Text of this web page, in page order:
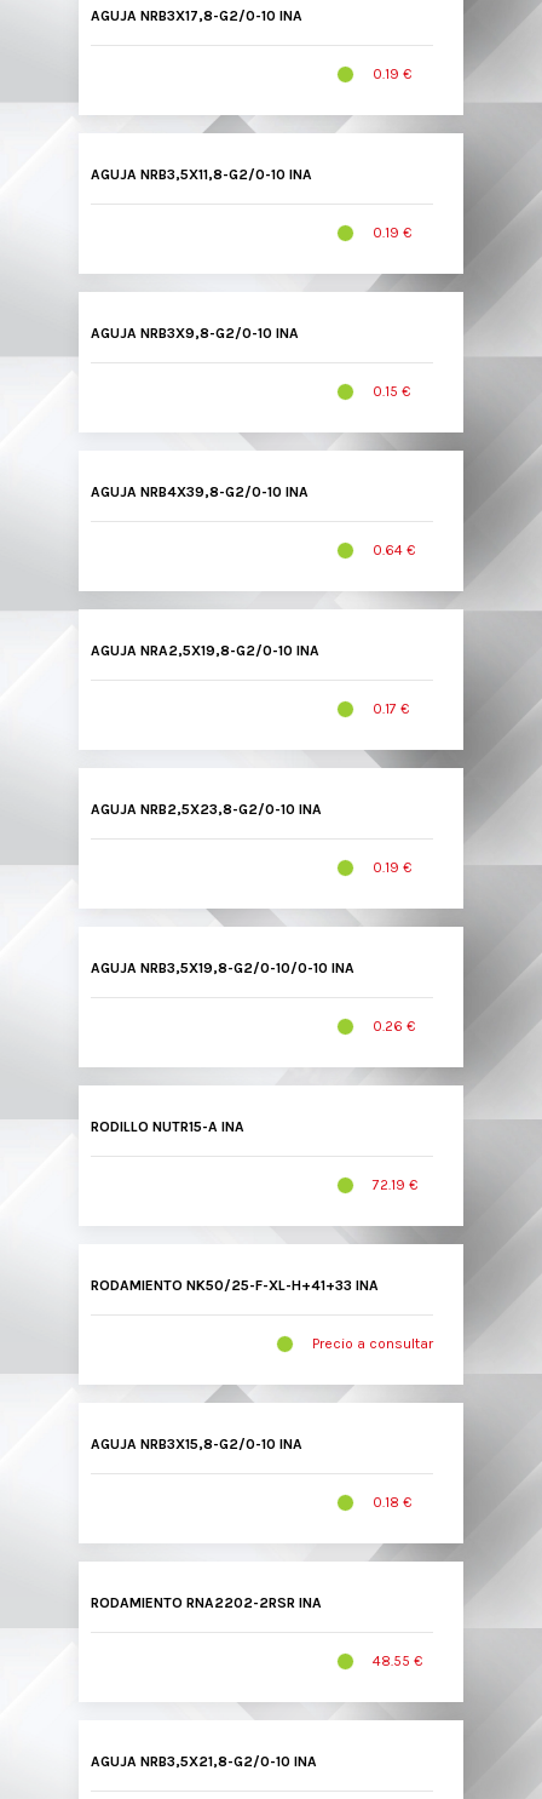
AGUJA NRB3X17,8-G2/0-10 INA
0.19 €
AGUJA NRB3,5X11,8-G2/0-10 INA
0.19 €
AGUJA NRB3X9,8-G2/0-10 INA
0.15 €
AGUJA NRB4X39,8-G2/0-10 INA
0.64 €
AGUJA NRA2,5X19,8-G2/0-10 INA
0.17 €
AGUJA NRB2,5X23,8-G2/0-10 INA
0.19 €
AGUJA NRB3,5X19,8-G2/0-10/0-10 INA
0.26 €
RODILLO NUTR15-A INA
72.19 €
RODAMIENTO NK50/25-F-XL-H+41+33 INA
Precio a consultar
AGUJA NRB3X15,8-G2/0-10 INA
0.18 €
RODAMIENTO RNA2202-2RSR INA
48.55 €
AGUJA NRB3,5X21,8-G2/0-10 INA